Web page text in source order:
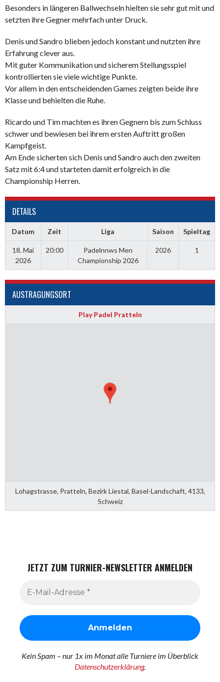
Besonders in längeren Ballwechseln hielten sie sehr gut mit und
setzten ihre Gegner mehrfach unter Druck.
Denis und Sandro blieben jedoch konstant und nutzten ihre
Erfahrung clever aus.
Mit guter Kommunikation und sicherem Stellungsspiel
kontrollierten sie viele wichtige Punkte.
Vor allem in den entscheidenden Games zeigten beide ihre
Klasse und behielten die Ruhe.
Ricardo und Tim machten es ihren Gegnern bis zum Schluss
schwer und bewiesen bei ihrem ersten Auftritt großen
Kampfgeist.
Am Ende sicherten sich Denis und Sandro auch den zweiten
Satz mit 6:4 und starteten damit erfolgreich in die
Championship Herren.
DETAILS
Datum Zeit Liga Saison Spieltag
18. Mai
2026
20:00
Padelnnws Men
Championship 2026
2026 1
AUSTRAGUNGSORT
Play Padel Pratteln
Lohagstrasse, Pratteln, Bezirk Liestal, Basel-Landschaft, 4133,
Schweiz
JETZT ZUM TURNIER-NEWSLETTER ANMELDEN
Kein Spam – nur 1x im Monat alle Turniere im Überblick
Datenschutzerklärung.